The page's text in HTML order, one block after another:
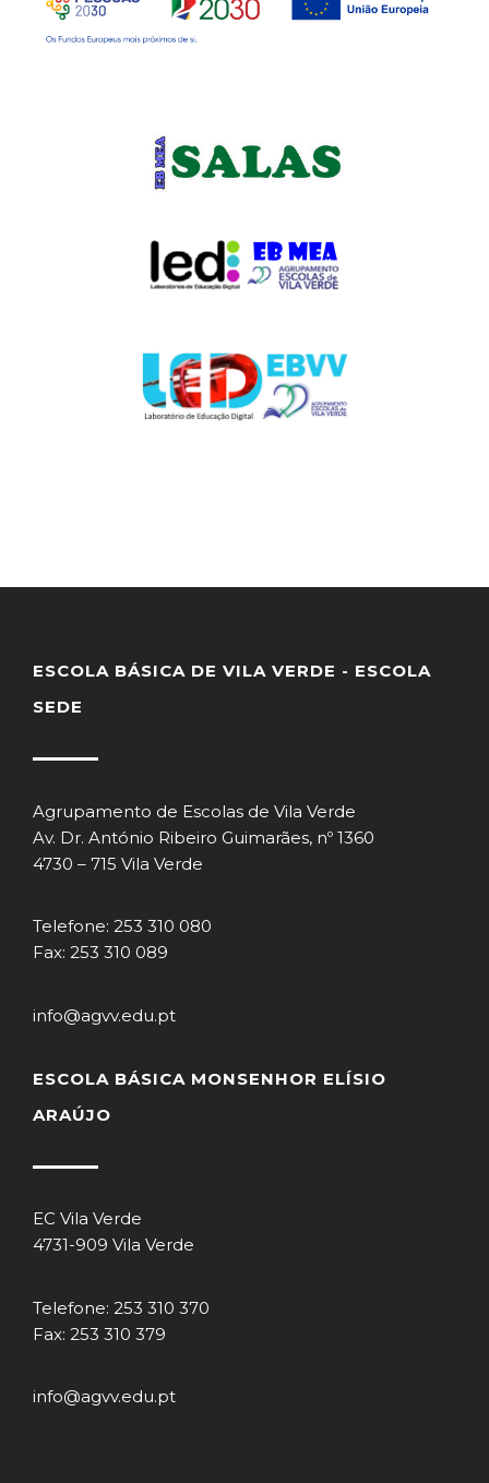
ESCOLA BÁSICA DE VILA VERDE - ESCOLA
SEDE
Agrupamento de Escolas de Vila Verde
Av. Dr. António Ribeiro Guimarães, nº 1360
4730 – 715 Vila Verde
Telefone: 253 310 080
Fax: 253 310 089
info@agvv.edu.pt
ESCOLA BÁSICA MONSENHOR ELÍSIO
ARAÚJO
EC Vila Verde
4731-909 Vila Verde
Telefone: 253 310 370
Fax: 253 310 379
info@agvv.edu.pt